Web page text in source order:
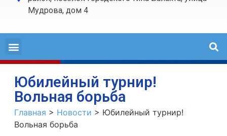
Мудрова, дом 4
Юбилейный турнир!
Вольная борьба
Главная > Новости > Юбилейный турнир!
Вольная борьба